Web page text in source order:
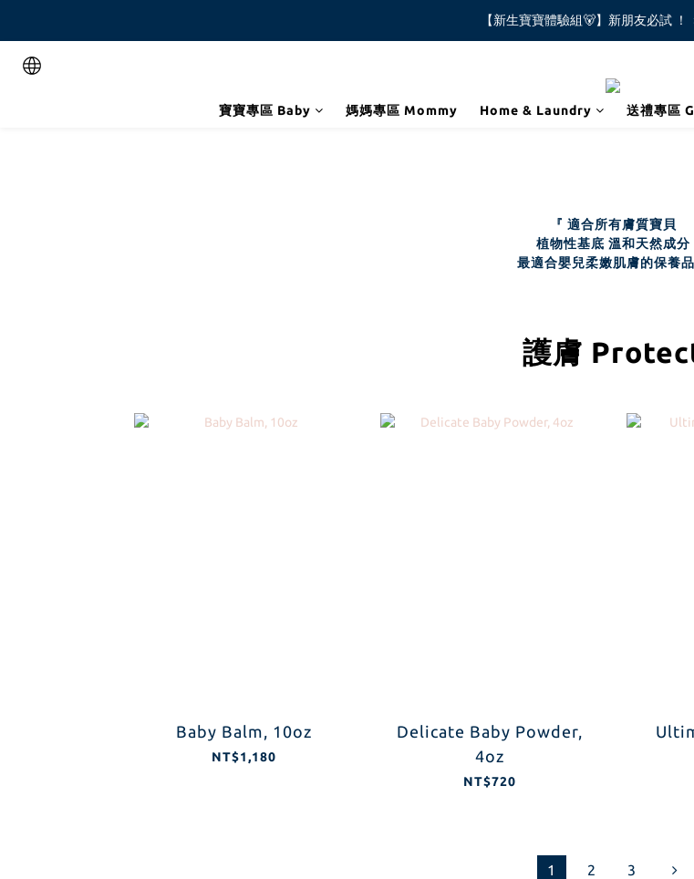
全館不限金額免運費🚚
【新生寶寶體驗組🐻】新朋友必試 ！
寶寶專區 Baby 媽媽專區 Mommy Home & Laundry 送禮專區
『 適合所有膚質寶貝
植物性基底 溫和天然成分
最適合嬰兒柔嫩肌膚的保養品
護膚
Baby Balm, 10oz
NT$1,180
Delicate Baby Powder,
4oz
NT$720
1 2 3